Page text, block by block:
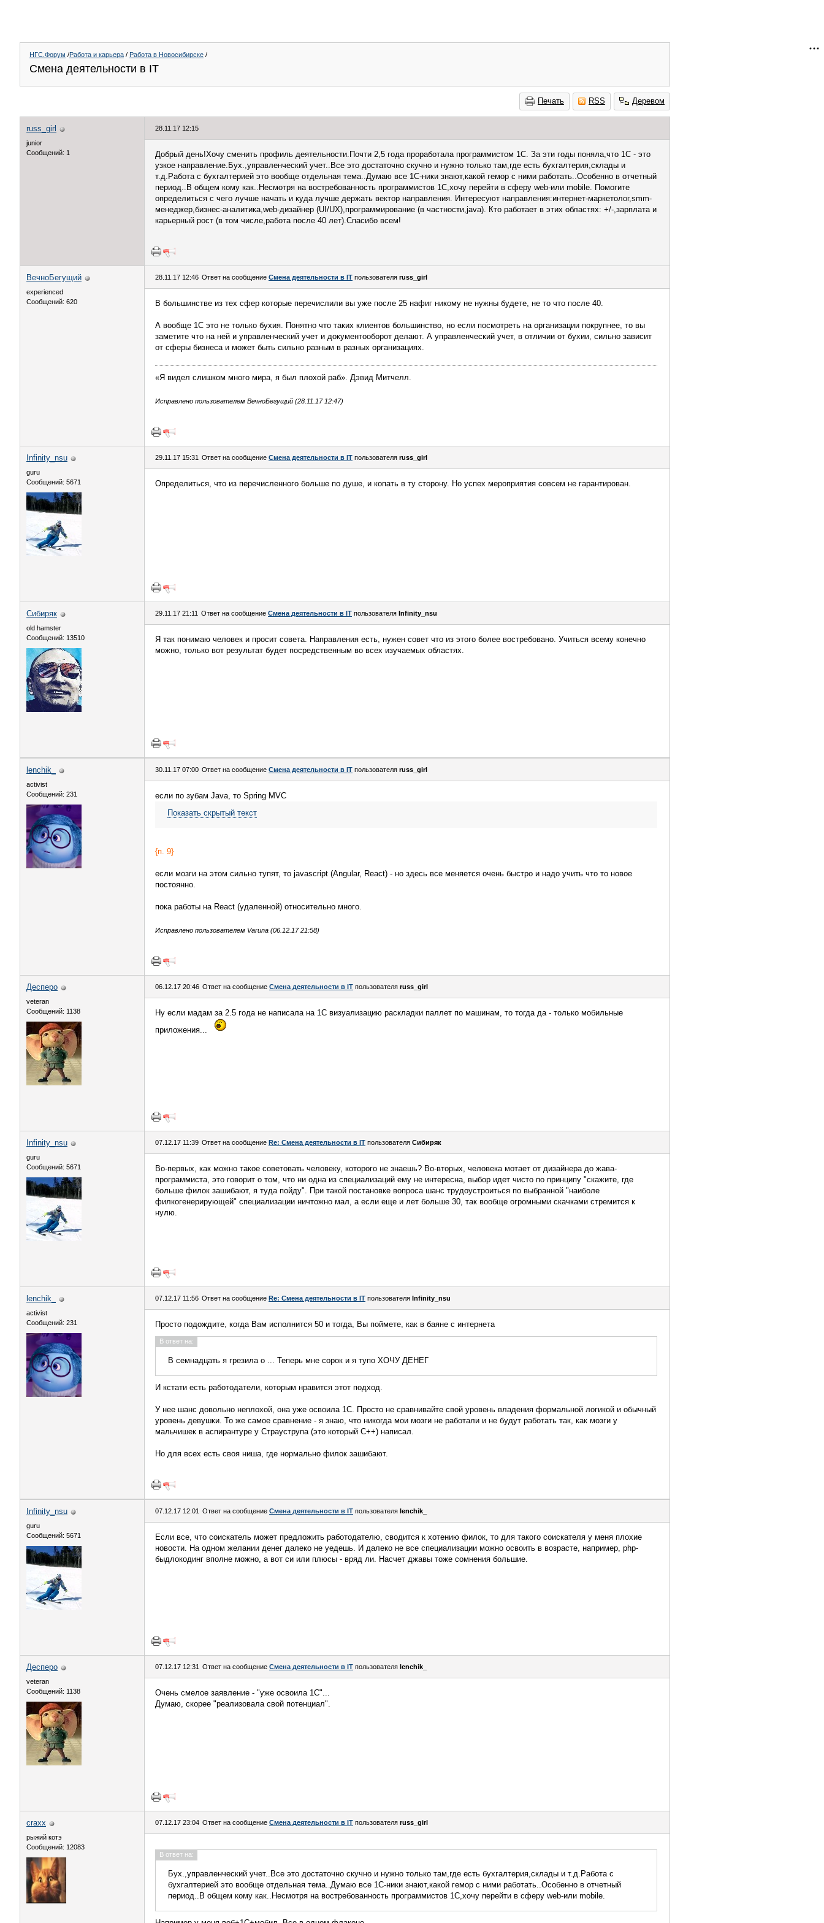
НГС.Форум /Работа и карьера / Работа в Новосибирске /
Смена деятельности в IT
Печать RSS Деревом
russ_girl
junior
Сообщений: 1
28.11.17 12:15
Добрый день!Хочу сменить профиль деятельности.Почти 2,5 года проработала программистом 1С. За эти годы поняла,что 1С - это
узкое направление.Бух.,управленческий учет..Все это достаточно скучно и нужно только там,где есть бухгалтерия,склады и
т.д.Работа с бухгалтерией это вообще отдельная тема..Думаю все 1С-ники знают,какой гемор с ними работать..Особенно в отчетный
период..В общем кому как..Несмотря на востребованность программистов 1С,хочу перейти в сферу web-или mobile. Помогите
определиться с чего лучше начать и куда лучше держать вектор направления. Интересуют направления:интернет-маркетолог,smm-
менеджер,бизнес-аналитика,web-дизайнер (UI/UX),программирование (в частности,java). Кто работает в этих областях: +/-,зарплата и
карьерный рост (в том числе,работа после 40 лет).Спасибо всем!
ВечноБегущий
experienced
Сообщений: 620
28.11.17 12:46 Ответ на сообщение Смена деятельности в IT пользователя russ_girl
В большинстве из тех сфер которые перечислили вы уже после 25 нафиг никому не нужны будете, не то что после 40.
А вообще 1С это не только бухия. Понятно что таких клиентов большинство, но если посмотреть на организации покрупнее, то вы
заметите что на ней и управленческий учет и документооборот делают. А управленческий учет, в отличии от бухии, сильно зависит
от сферы бизнеса и может быть сильно разным в разных организациях.
«Я видел слишком много мира, я был плохой раб». Дэвид Митчелл.
Исправлено пользователем ВечноБегущий (28.11.17 12:47)
Infinity_nsu
guru
Сообщений: 5671
29.11.17 15:31 Ответ на сообщение Смена деятельности в IT пользователя russ_girl
Определиться, что из перечисленного больше по душе, и копать в ту сторону. Но успех мероприятия совсем не гарантирован.
Сибиряк
old hamster
Сообщений: 13510
29.11.17 21:11 Ответ на сообщение Смена деятельности в IT пользователя Infinity_nsu
Я так понимаю человек и просит совета. Направления есть, нужен совет что из этого более востребовано. Учиться всему конечно
можно, только вот результат будет посредственным во всех изучаемых областях.
lenchik_
activist
Сообщений: 231
30.11.17 07:00 Ответ на сообщение Смена деятельности в IT пользователя russ_girl
если по зубам Java, то Spring MVC
Показать скрытый текст
{п. 9}
если мозги на этом сильно тупят, то javascript (Angular, React) - но здесь все меняется очень быстро и надо учить что то новое
постоянно.
пока работы на React (удаленной) относительно много.
Исправлено пользователем Varuna (06.12.17 21:58)
Десперо
veteran
Сообщений: 1138
06.12.17 20:46 Ответ на сообщение Смена деятельности в IT пользователя russ_girl
Ну если мадам за 2.5 года не написала на 1С визуализацию раскладки паллет по машинам, то тогда да - только мобильные
приложения...
Infinity_nsu
guru
Сообщений: 5671
07.12.17 11:39 Ответ на сообщение Re: Смена деятельности в IT пользователя Сибиряк
Во-первых, как можно такое советовать человеку, которого не знаешь? Во-вторых, человека мотает от дизайнера до жава-
программиста, это говорит о том, что ни одна из специализаций ему не интересна, выбор идет чисто по принципу "скажите, где
больше филок зашибают, я туда пойду". При такой постановке вопроса шанс трудоустроиться по выбранной "наиболе
филкогенерирующей" специализации ничтожно мал, а если еще и лет больше 30, так вообще огромными скачками стремится к
нулю.
lenchik_
activist
Сообщений: 231
07.12.17 11:56 Ответ на сообщение Re: Смена деятельности в IT пользователя Infinity_nsu
Просто подождите, когда Вам исполнится 50 и тогда, Вы поймете, как в баяне с интернета
В ответ на:
В семнадцать я грезила о ... Теперь мне сорок и я тупо ХОЧУ ДЕНЕГ
И кстати есть работодатели, которым нравится этот подход.
У нее шанс довольно неплохой, она уже освоила 1С. Просто не сравнивайте свой уровень владения формальной логикой и обычный
уровень девушки. То же самое сравнение - я знаю, что никогда мои мозги не работали и не будут работать так, как мозги у
мальчишек в аспирантуре у Страуструпа (это который С++) написал.
Но для всех есть своя ниша, где нормально филок зашибают.
Infinity_nsu
guru
Сообщений: 5671
07.12.17 12:01 Ответ на сообщение Смена деятельности в IT пользователя lenchik_
Если все, что соискатель может предложить работодателю, сводится к хотению филок, то для такого соискателя у меня плохие
новости. На одном желании денег далеко не уедешь. И далеко не все специализации можно освоить в возрасте, например, php-
быдлокодинг вполне можно, а вот си или плюсы - вряд ли. Насчет джавы тоже сомнения большие.
Десперо
veteran
Сообщений: 1138
07.12.17 12:31 Ответ на сообщение Смена деятельности в IT пользователя lenchik_
Очень смелое заявление - "уже освоила 1С"...
Думаю, скорее "реализовала свой потенциал".
craxx
рыжий котэ
Сообщений: 12083
07.12.17 23:04 Ответ на сообщение Смена деятельности в IT пользователя russ_girl
В ответ на:
Бух.,управленческий учет..Все это достаточно скучно и нужно только там,где есть бухгалтерия,склады и т.д.Работа с
бухгалтерией это вообще отдельная тема..Думаю все 1С-ники знают,какой гемор с ними работать..Особенно в отчетный
период..В общем кому как..Несмотря на востребованность программистов 1С,хочу перейти в сферу web-или mobile.